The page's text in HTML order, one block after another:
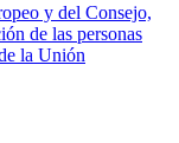
y del Consejo,
de las personas
la Unión